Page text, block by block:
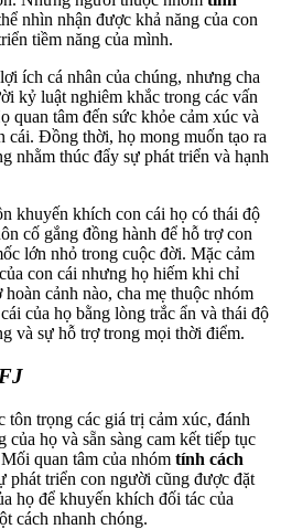
nhìn nhận được khả năng của con
tiềm năng của mình.
ích cá nhân của chúng, nhưng cha
kỷ luật nghiêm khắc trong các vấn
quan tâm đến sức khỏe cảm xúc và
cái. Đồng thời, họ mong muốn tạo ra
nhằm thúc đẩy sự phát triển và hạnh
khuyến khích con cái họ có thái độ
cố gắng đồng hành để hỗ trợ con
lớn nhỏ trong cuộc đời. Mặc cảm
con cái nhưng họ hiếm khi chỉ
cảnh nào, cha mẹ thuộc nhóm
của họ bằng lòng trắc ẩn và thái độ
và sự hỗ trợ trong mọi thời điểm.
tôn trọng các giá trị cảm xúc, đánh
của họ và sẵn sàng cam kết tiếp tục
quan tâm của nhóm tính cách
phát triển con người cũng được đặt
họ để khuyến khích đối tác của
cách nhanh chóng.